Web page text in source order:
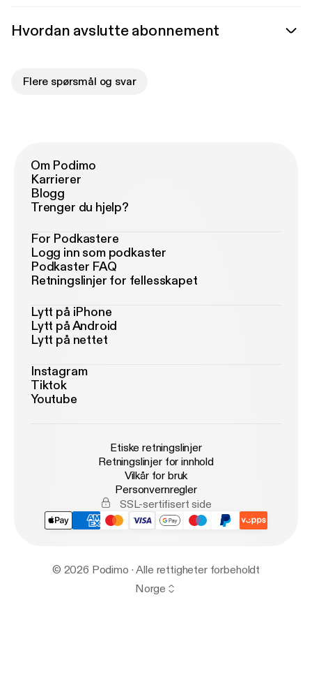
Hvordan avslutte abonnement
Flere spørsmål og svar
Om Podimo
Karrierer
Blogg
Trenger du hjelp?
For Podkastere
Logg inn som podkaster
Podkaster FAQ
Retningslinjer for fellesskapet
Lytt på iPhone
Lytt på Android
Lytt på nettet
Instagram
Tiktok
Youtube
Etiske retningslinjer
Retningslinjer for innhold
Vilkår for bruk
Personvernregler
SSL-sertifisert side
© 2026 Podimo · Alle rettigheter forbeholdt
Norge